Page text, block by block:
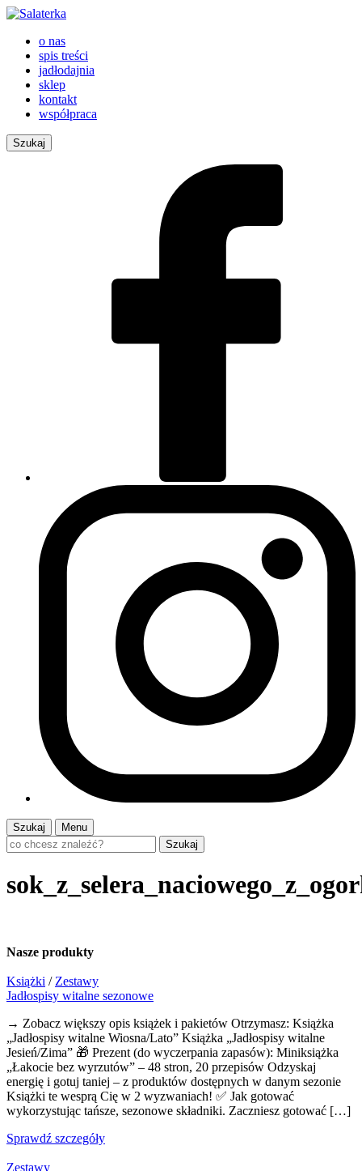
o nas
spis treści
jadłodajnia
sklep
kontakt
współpraca
Szukaj
Szukaj
Menu
Szukaj
Nasze produkty
Książki / Zestawy
Jadłospisy witalne sezonowe
→ Zobacz większy opis książek i pakietów Otrzymasz: Książka
„Jadłospisy witalne Wiosna/Lato” Książka „Jadłospisy witalne
Jesień/Zima” 🎁 Prezent (do wyczerpania zapasów): Miniksiążka
„Łakocie bez wyrzutów” – 48 stron, 20 przepisów Odzyskaj
energię i gotuj taniej – z produktów dostępnych w danym sezonie
Książki te wesprą Cię w 2 wyzwaniach! ✅ Jak gotować
wykorzystując tańsze, sezonowe składniki. Zaczniesz gotować […]
Sprawdź szczegóły
Zestawy